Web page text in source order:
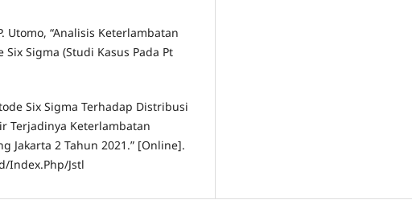
Utomo, “Analisis Keterlambatan
Sigma (Studi Kasus Pada Pt
Six Sigma Terhadap Distribusi
Terjadinya Keterlambatan
Jakarta 2 Tahun 2021.” [Online].
Index.Php/Jstl